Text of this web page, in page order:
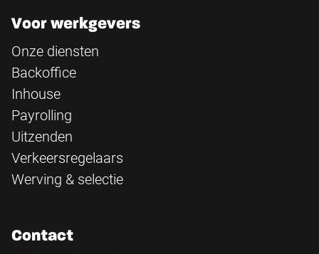
Voor werkgevers
Onze diensten
Backoffice
Inhouse
Payrolling
Uitzenden
Verkeersregelaars
Werving & selectie
Contact